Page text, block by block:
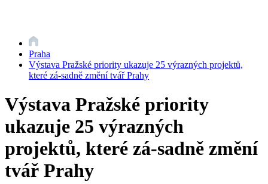
Praha
Výstava Pražské priority ukazuje 25 výrazných projektů,
které zá-sadně změní tvář Prahy
Výstava Pražské priority
ukazuje 25 výrazných
projektů, které zá-sadně změní
tvář Prahy